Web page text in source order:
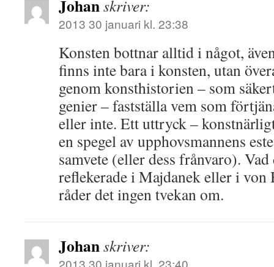
Johanskriver:
2013 30 januari kl. 23:38
Konsten bottnar alltid i något,
finns inte bara i konsten, utan
genom konsthistorien – som
genier – fastställa vem som
eller inte. Ett uttryck –
en spegel av upphovsmannens
samvete (eller dess frånvaro). Vad
reflekerade i Majdanek eller i von
råder det ingen tvekan om.
Johanskriver:
2013 30 januari kl. 23:40